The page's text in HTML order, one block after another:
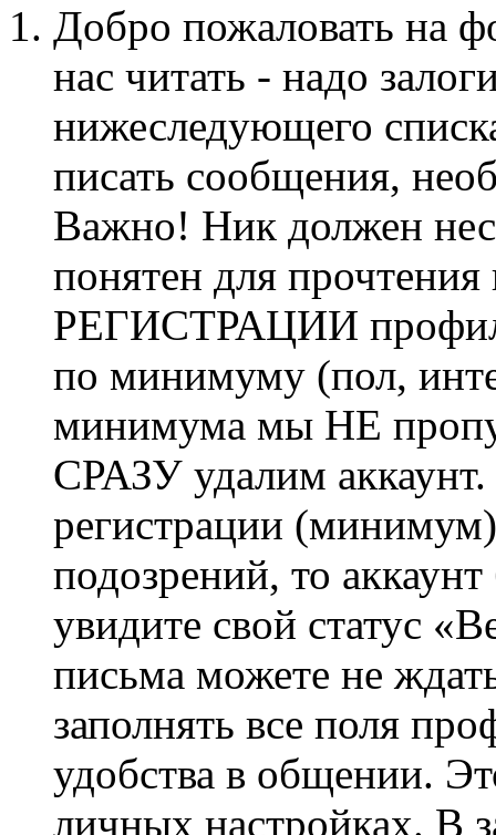
Добро пожаловать на
нас читать - надо
нижеследующего
писать сообщения,
Важно! Ник должен
понятен для
РЕГИСТРАЦИИ профиль
по минимуму (пол,
минимума мы НЕ
СРАЗУ удалим
регистрации
подозрений, то
увидите свой статус
письма можете не
заполнять все поля
удобства в общении.
личных настройках. В